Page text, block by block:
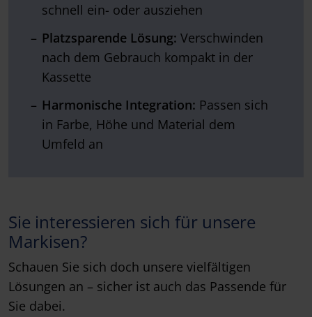
schnell ein- oder ausziehen
Platzsparende Lösung: Verschwinden
nach dem Gebrauch kompakt in der
Kassette
Harmonische Integration: Passen sich
in Farbe, Höhe und Material dem
Umfeld an
Sie interessieren sich für unsere
Markisen?
Schauen Sie sich doch unsere vielfältigen
Lösungen an – sicher ist auch das Passende für
Sie dabei.